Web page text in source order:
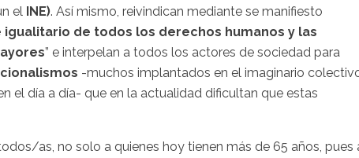
el INE). Así mismo, reivindican mediante se manifiesto
de todos los derechos humanos y las
” e interpelan a todos los actores de sociedad para
-muchos implantados en el imaginario
el día a día- que en la actualidad dificultan que estas
as , no solo a quienes hoy tienen más de 65 años, pues